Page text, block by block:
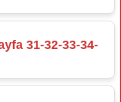
31-32-33-34-